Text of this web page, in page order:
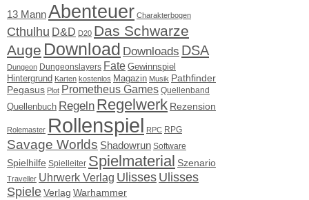
13 MannAbenteuer Charakterbogen
Cthulhu D&D D20 Das Schwarze
Auge Download Downloads DSA
Dungeon Dungeonslayers Fate Gewinnspiel
Hintergrund Karten kostenlos Magazin Musik Pathfinder
Pegasus Plot Prometheus Games Quellenband
Quellenbuch Regeln Regelwerk Rezension
Rolemaster Rollenspiel RPC RPG
Savage Worlds Shadowrun Software
Spielhilfe Spielleiter Spielmaterial Szenario
Traveller Uhrwerk Verlag Ulisses Ulisses
SpieleVerlag Warhammer